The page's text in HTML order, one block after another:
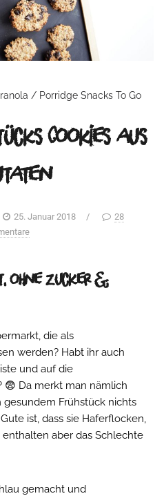
/ Porridge Snacks To Go
Cookies aus
25. Januar 2018 /
28
ohne Zucker &
die als
werden? Habt ihr auch
und auf die
Da merkt man nämlich
Frühstück nichts
ist, dass sie Haferflocken,
aber das Schlechte
gemacht und